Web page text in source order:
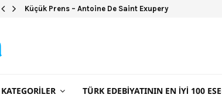
Küçük Prens – Antoine De Saint Exupery
KATEGORILER TÜRK EDEBIYATININ EN İYI 100